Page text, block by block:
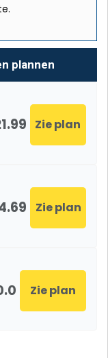
plannen
Zie plan
Zie plan
Zie plan